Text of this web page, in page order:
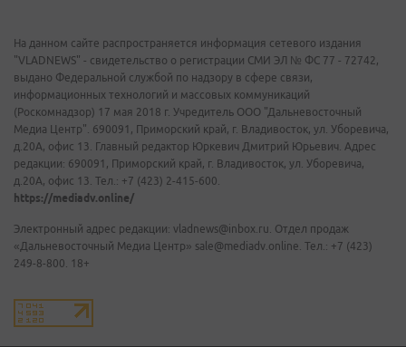
На данном сайте распространяется информация сетевого издания
"VLADNEWS" - свидетельство о регистрации СМИ ЭЛ № ФС 77 - 72742,
выдано Федеральной службой по надзору в сфере связи,
информационных технологий и массовых коммуникаций
(Роскомнадзор) 17 мая 2018 г. Учредитель ООО "Дальневосточный
Медиа Центр". 690091, Приморский край, г. Владивосток, ул. Уборевича,
д.20А, офис 13. Главный редактор Юркевич Дмитрий Юрьевич. Адрес
редакции: 690091, Приморский край, г. Владивосток, ул. Уборевича,
д.20А, офис 13. Тел.: +7 (423) 2-415-600.
https://mediadv.online/
Электронный адрес редакции: vladnews@inbox.ru. Отдел продаж
«Дальневосточный Медиа Центр» sale@mediadv.online. Тел.: +7 (423)
249-8-800. 18+